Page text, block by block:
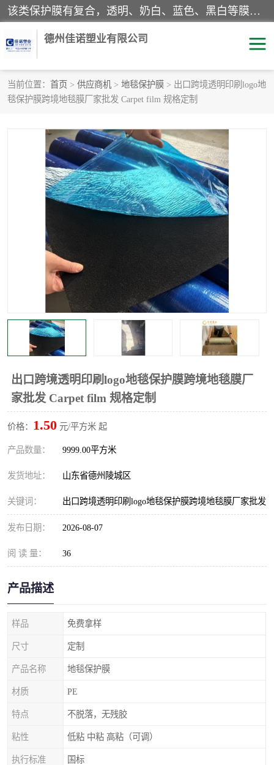
该类保护膜有复合，透明、奶白、蓝色、黑白等膜型。特高粘，高粘，中高粘，中粘，中低粘，低粘等。对于不同的粘力要求有相应的产品相适配。无胶渍残留污染。在较宽的收卷幅度下平整无皱纹，收卷长度大，利于机械化及自动化施工粘贴。为您的产品提供的表面保护解决方案。 产品广泛适用于：铝材、不锈钢、金属、塑料、电子、家电、家具、玻璃、化工材料、装饰材料等。
德州佳诺塑业有限公司
当前位置： 首页 > 供应商机 > 地毯保护膜 > 出口跨境透明印刷logo地
毯保护膜跨境地毯膜厂家批发 Carpet film 规格定制
出口跨境透明印刷logo地毯保护膜跨境地毯膜厂
家批发 Carpet film 规格定制
价格： 1.50 元/平方米 起
产品数量： 9999.00平方米
发货地址： 山东省德州陵城区
关键词： 出口跨境透明印刷logo地毯保护膜跨境地毯膜厂家批发
发布日期： 2026-08-07
阅 读 量： 36
产品描述
样品 免费拿样
尺寸 定制
产品名称 地毯保护膜
材质 PE
特点 不脱落，无残胶
粘性 低粘 中粘 高粘（可调）
执行标准 国标
pe保护膜 包装膜
地毯保护膜 家具保护膜
拉伸缠绕膜 透明保护膜
黑白保护膜 乳白保护膜
明蓝保护膜
印字保护膜 彩钢板保护膜
不绣钢板保护膜 两边上胶保护膜
窗缝阻风胶带 铝板保护膜
不锈钢板保护膜 一次性隔离膜